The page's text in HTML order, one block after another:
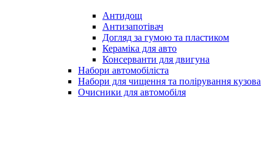
Антидощ
Антизапотівач
Догляд за гумою та пластиком
Кераміка для авто
Консерванти для двигуна
Набори автомобіліста
Набори для чищення та полірування кузова
Очисники для автомобіля